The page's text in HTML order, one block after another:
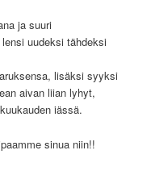
ja suuri
uudeksi tähdeksi
lisäksi syyksi
aivan liian lyhyt,
iässä.
sinua niin!!